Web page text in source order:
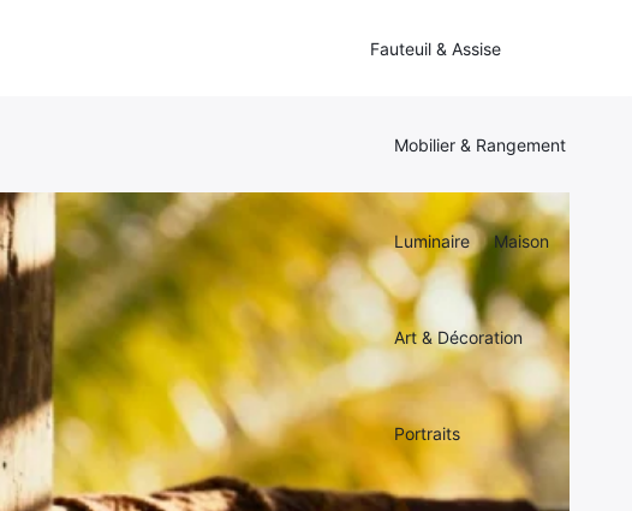
Fauteuil & Assise
Mobilier & Rangement
Luminaire Maison
Art & Décoration
Portraits